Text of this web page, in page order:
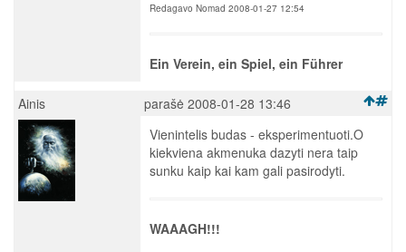
Redagavo Nomad 2008-01-27 12:54
Ein Verein, ein Spiel, ein Führer
Ainis parašė 2008-01-28 13:46
Vienintelis budas - eksperimentuoti.O
kiekviena akmenuka dazyti nera taip
sunku kaip kai kam gali pasirodyti.
WAAAGH!!!